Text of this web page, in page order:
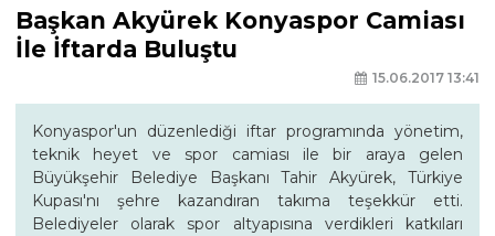
Başkan Akyürek Konyaspor Camiası
İle İftarda Buluştu
15.06.2017 13:41
Konyaspor'un düzenlediği iftar programında yönetim,
teknik heyet ve spor camiası ile bir araya gelen
Büyükşehir Belediye Başkanı Tahir Akyürek, Türkiye
Kupası'nı şehre kazandıran takıma teşekkür etti.
Belediyeler olarak spor altyapısına verdikleri katkıları